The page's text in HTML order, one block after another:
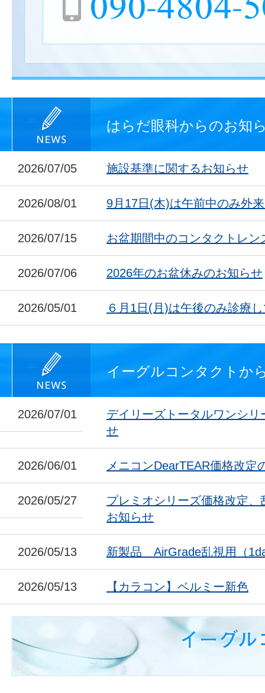
はらだ眼科からのお知
2026/07/05 施設基準に関するお知らせ
2026/08/01 9月17日(木)は午前中のみ外
2026/07/15 お盆期間中のコンタクトレン
2026/07/06 2026年のお盆休みのお知らせ
2026/05/01 ６月1日(月)は午後のみ診療
イーグルコンタクトか
2026/07/01
デイリーズトータルワンシ
せ
2026/06/01 メニコンDearTEAR価格改定
2026/05/27
プレミオシリーズ価格改定
お知らせ
2026/05/13 新製品 AirGrade乱視用（
2026/05/13 【カラコン】ベルミー新色